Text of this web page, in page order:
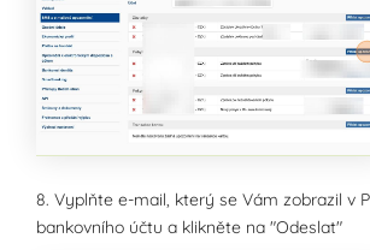
8. Vyplňte e-mail, který se Vám zobrazil v
bankovního účtu a klikněte na "Odeslat"